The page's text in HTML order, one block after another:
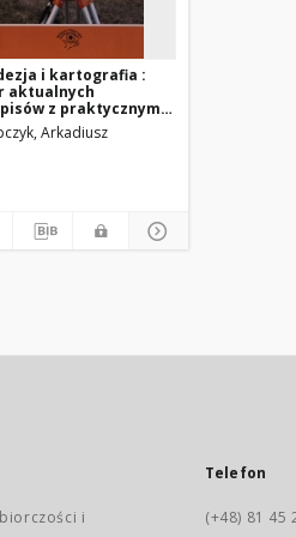
i kartografia :
aktualnych
z praktycznym
Arkadiusz
i
Telefon
(+48) 81 45